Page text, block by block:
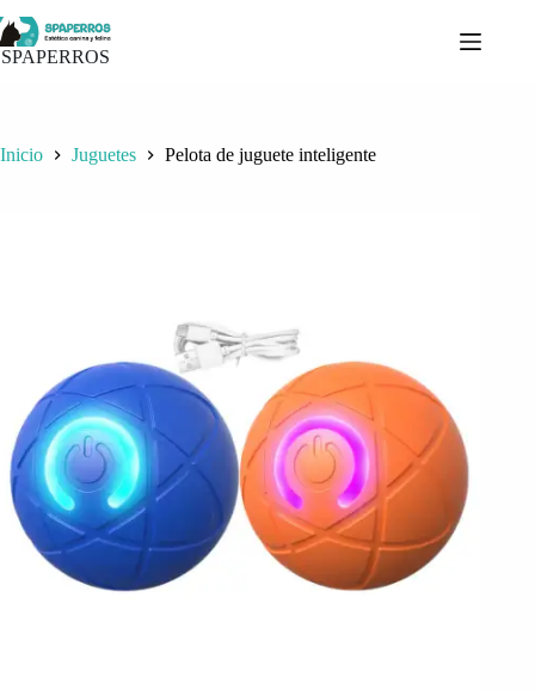
al
contenido
SPAPERROS
Inicio Juguetes Pelota de juguete inteligente